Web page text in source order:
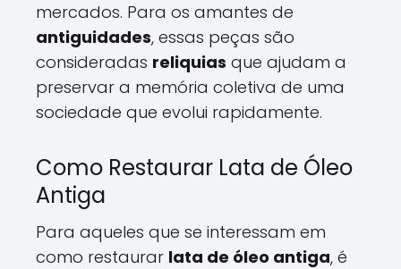
mercados. Para os amantes de
antiguidades, essas peças são
consideradas reliquias que ajudam a
preservar a memória coletiva de uma
sociedade que evolui rapidamente.
Como Restaurar Lata de Óleo
Antiga
Para aqueles que se interessam em
como restaurar lata de óleo antiga, é